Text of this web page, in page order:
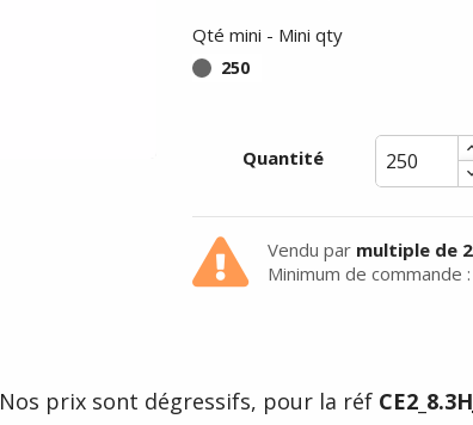
Qté mini - Mini qty
250
Quantité
Vendu par multiple de
Minimum de commande :
Nos prix sont dégressifs, pour la réf